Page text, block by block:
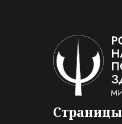
Страницы